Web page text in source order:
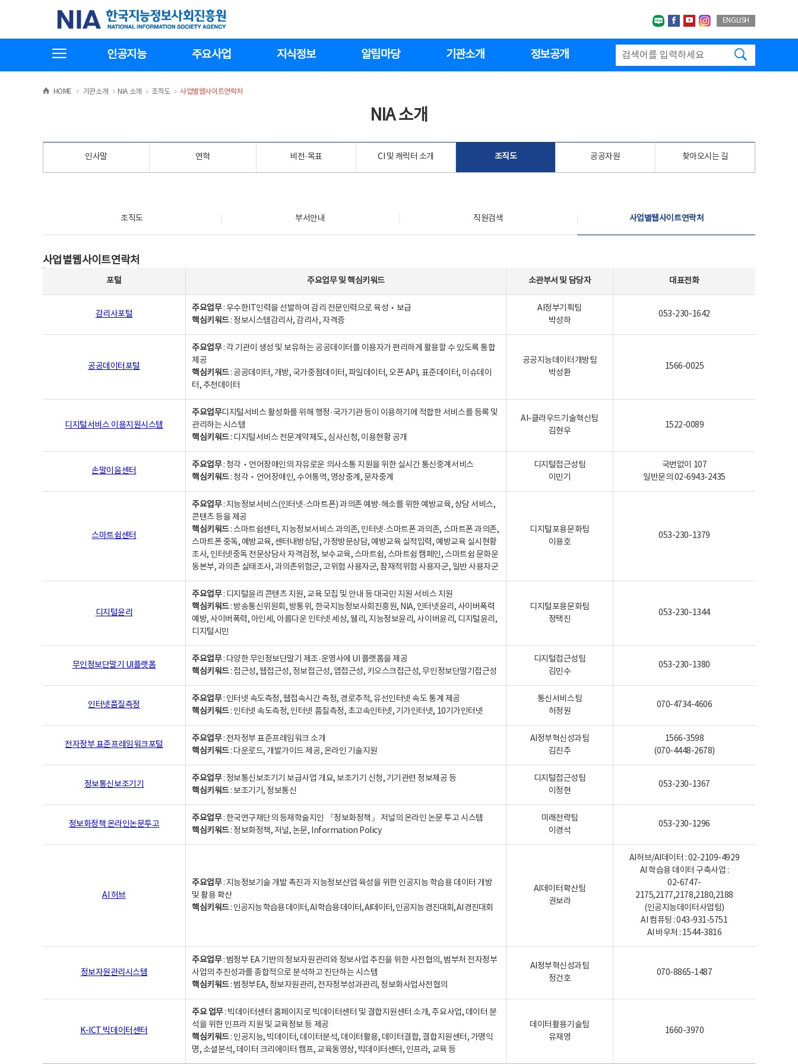
기
한국지능정보사회진흥원
네이버블로그
페이스북
유투브인스타그랩
ENGLISH
인공지능 주요사업 지식정보 알림마당 기관소개 정보공개
HOME >
기관소개 >NIA 소개 >
조직도 >
사업별웹사이트연락처
NIA 소개
인사말 연혁 비전·목표 CI 및 캐릭터 소개 조직도 공공자원 찾아오시는 길
조직도 부서안내 직원검색 사업별웹사이트연락처
사업별웹사이트연락처
포털 주요업무및핵심키워드 소관부서 및 담당자 대표전화
감리사포털
주요업무: 우수한IT인력을 선발하여 감리 전문인력으로 육성‧보급
핵심키워드: 정보시스템감리사, 감리사, 자격증
AI정부기획팀
박성하
053-230-1642
공공데이터포털
주요업무: 각 기관이 생성 및 보유하는 공공데이터를 이용자가 편리하게 활용할 수 있도록 통합
제공
핵심키워드: 공공데이터, 개방, 국가중점데이터, 파일데이터, 오픈 API, 표준데이터, 이슈데이
터, 추천데이터
공공지능데이터개방팀
박성환
1566-0025
디지털서비스 이용지원시스템
주요업무디지털서비스 활성화를 위해 행정·국가기관 등이 이용하기에 적합한 서비스를 등록 및
관리하는 시스템
핵심키워드: 디지털서비스 전문계약제도, 심사신청, 이용현황 공개
AI-클라우드기술혁신팀
김현우
1522-0089
손말이음센터
주요업무: 청각‧언어장애인의 자유로운 의사소통 지원을 위한 실시간 통신중계서비스
핵심키워드: 청각‧언어장애인, 수어통역, 영상중계, 문자중계
디지털접근성팀
이민기
국번없이 107
일반문의 02-6943-2435
스마트쉼센터
주요업무: 지능정보서비스(인터넷·스마트폰) 과의존 예방·해소를 위한 예방교육, 상담 서비스,
콘텐츠 등을 제공
핵심키워드: 스마트쉼센터, 지능정보서비스 과의존, 인터넷·스마트폰 과의존, 스마트폰 과의존,
스마트폰 중독, 예방교육, 센터내방상담, 가정방문상담, 예방교육 실적입력, 예방교육 실시현황
조사, 인터넷중독 전문상담사 자격검정, 보수교육, 스마트쉼, 스마트쉼 캠페인, 스마트쉼 문화운
동본부, 과의존 실태조사, 과의존위험군, 고위험 사용자군, 잠재적위험 사용자군, 일반 사용자군
디지털포용문화팀
이용호
053-230-1379
디지털윤리
주요업무: 디지털윤리 콘텐츠 지원, 교육 모집 및 안내 등 대국민 지원 서비스 지원
핵심키워드: 방송통신위원회, 방통위, 한국지능정보사회진흥원, NIA, 인터넷윤리, 사이버폭력
예방, 사이버폭력, 아인세, 아름다운 인터넷 세상, 웰리, 지능정보윤리, 사이버윤리, 디지털윤리,
디지털시민
디지털포용문화팀
정택진
053-230-1344
무인정보단말기 UI플랫폼
주요업무: 다양한 무인정보단말기 제조·운영사에 UI 플랫폼을 제공
핵심키워드: 접근성, 웹접근성, 정보접근성, 앱접근성, 키오스크접근성, 무인정보단말기접근성
디지털접근성팀
김민수
053-230-1380
인터넷품질측정
주요업무: 인터넷 속도측정, 웹접속시간 측정, 경로추적, 유선인터넷 속도 통계 제공
핵심키워드: 인터넷 속도측정, 인터넷 품질측정, 초고속인터넷, 기가인터넷, 10기가인터넷
통신서비스팀
허정원
070-4734-4606
전자정부 표준프레임워크포털
주요업무: 전자정부 표준프레임워크 소개
핵심키워드: 다운로드, 개발가이드 제공, 온라인 기술지원
AI정부혁신성과팀
김진주
1566-3598
(070-4448-2678)
정보통신보조기기
주요업무: 정보통신보조기기 보급사업 개요, 보조기기 신청, 기기관련 정보제공 등
핵심키워드: 보조기기, 정보통신
디지털접근성팀
이정현
053-230-1367
정보화정책 온라인논문투고
주요업무: 한국연구재단의 등재학술지인 『정보화정책』 저널의 온라인 논문 투고 시스템
핵심키워드: 정보화정책, 저널, 논문, Information Policy
미래전략팀
이경석
053-230-1296
AI 허브
주요업무: 지능정보기술 개발 촉진과 지능정보산업 육성을 위한 인공지능 학습용 데이터 개방
및 활용 확산
핵심키워드: 인공지능 학습용 데이터, AI 학습용 데이터, AI데이터, 인공지능 경진대회, AI 경진대회
AI데이터확산팀
권보라
AI허브/AI데이터 : 02-2109-4929
AI 학습용 데이터 구축사업 :
02-6747-
2175,2177,2178,2180,2188
(인공지능데이터사업팀)
AI 컴퓨팅 : 043-931-5751
AI 바우처 : 1544-3816
정보자원관리시스템
주요업무: 범정부 EA 기반의 정보자원관리와 정보사업 추진을 위한 사전협의, 범부처 전자정부
사업의 추진성과를 종합적으로 분석하고 진단하는 시스템
핵심키워드: 범정부EA, 정보자원관리, 전자정부성과관리, 정보화사업사전협의
AI정부혁신성과팀
정건호
070-8865-1487
K-ICT 빅데이터센터
주요 업무: 빅데이터센터 홈페이지로 빅데이터센터 및 결합지원센터 소개, 주요사업, 데이터 분
석을 위한 인프라 지원 및 교육정보 등 제공
핵심키워드: 인공지능, 빅데이터, 데이터분석, 데이터활용, 데이터결합, 결합지원센터, 가명익
명, 소셜분석, 데이터 크리에이터 캠프, 교육동영상, 빅데이터센터, 인프라, 교육 등
데이터활용기술팀
유재영
1660-3970